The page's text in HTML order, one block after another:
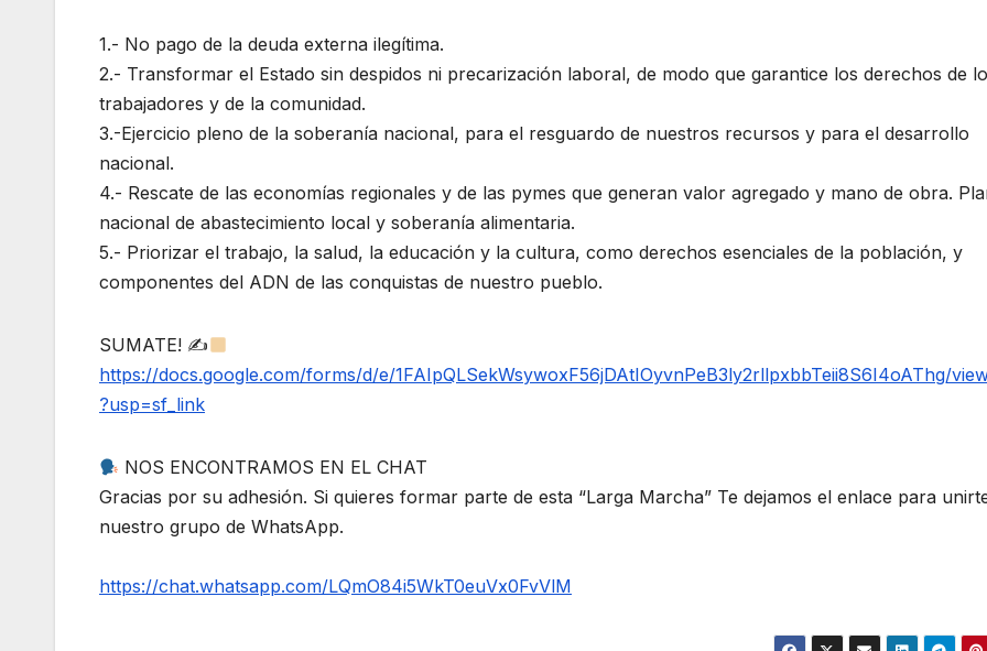
1.- No pago de la deuda externa ilegítima.
2.- Transformar el Estado sin despidos ni precarización laboral, de modo que garantice los derechos de
trabajadores y de la comunidad.
3.-Ejercicio pleno de la soberanía nacional, para el resguardo de nuestros recursos y para el desarrollo
nacional.
4.- Rescate de las economías regionales y de las pymes que generan valor agregado y mano de obra.
nacional de abastecimiento local y soberanía alimentaria.
5.- Priorizar el trabajo, la salud, la educación y la cultura, como derechos esenciales de la población, y
componentes del ADN de las conquistas de nuestro pueblo.
SUMATE! ✍
https://docs.google.com/forms/d/e/1FAIpQLSekWsywoxF56jDAtIOyvnPeB3ly2rllpxbbTeii8S6I4oAThg/
?usp=sf_link
NOS ENCONTRAMOS EN EL CHAT
Gracias por su adhesión. Si quieres formar parte de esta “Larga Marcha” Te dejamos el enlace para
nuestro grupo de WhatsApp.
https://chat.whatsapp.com/LQmO84i5WkT0euVx0FvVlM